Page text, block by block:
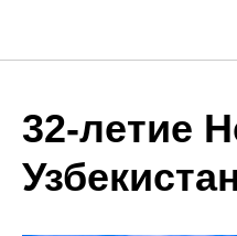
32-летие